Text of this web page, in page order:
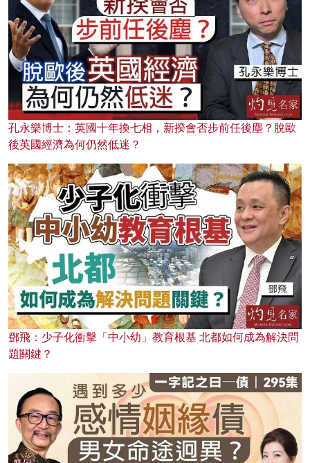
孔永樂博士：英國十年換七相，新揆會否步前任後塵？脫歐
後英國經濟為何仍然低迷？
鄧飛：少子化衝擊「中小幼」教育根基 北都如何成為解決問
題關鍵？